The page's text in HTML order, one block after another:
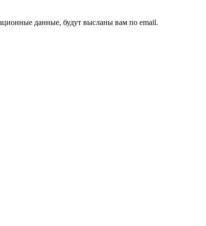
данные, будут высланы вам по email.